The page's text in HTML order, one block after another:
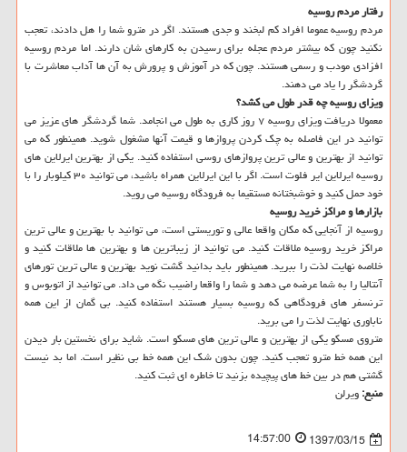
رفتار مردم روسیه
مردم روسیه عموما افراد كم لبخند و جدی هستند. اگر در مترو شما را هل دادند، تعجب
نكنید چون كه بیشتر مردم عجله برای رسیدن به كارهای شان دارند. اما مردم روسیه
افزادی مودب و رسمی هستند. چون كه در آموزش و پرورش به آن ها آداب معاشرت با
گردشگر را یاد می دهند.
ویزای روسیه چه قدر طول می كشد؟
معمولا دریافت ویزای روسیه ۷ روز كاری به طول می انجامد. شما گردشگر های عزیز می
توانید در این فاصله به چك كردن پروازها و قیمت آنها مشغول شوید. همینطور كه می
توانید از بهترین و عالی ترین پروازهای روسی استفاده كنید. یكی از بهترین ایرلاین های
روسیه ایرلاین ایر فلوت است. اگر با این ایرلاین همراه باشید، می توانید ۳۰ كیلوبار را با
خود حمل كنید و خوشبختانه مستقیما به فرودگاه روسیه می روید.
بازارها و مراكز خرید روسیه
روسیه از آنجایی كه مكان واقعا عالی و توریستی است، می توانید با بهترین و عالی ترین
مراكز خرید روسیه ملاقات كنید. می توانید از زیباترین ها و بهترین ها ملاقات كنید و
خلاصه نهایت لذت را ببرید. همینطور باید بدانید گشت نوید بهترین و عالی ترین تورهای
آنتالیا را به شما عرضه می دهد و شما را واقعا راضیب نگه می داد. می توانید از اتوبوس و
ترنسفر های فرودگاهی كه روسیه بسیار هستند استفاده كنید. بی گمان از این همه
ناباوری نهایت لذت را می برید.
متروی مسكو یكی از بهترین و عالی ترین های مسكو است. شاید برای نخستین بار دیدن
این همه خط مترو تعجب كنید. چون بدون شك این همه خط بی نظیر است. اما بد نیست
گشتی هم در بین خط های پیچیده بزنید تا خاطره ای ثبت كنید.
منبع:ویرلن
1397/03/15
14:57:00